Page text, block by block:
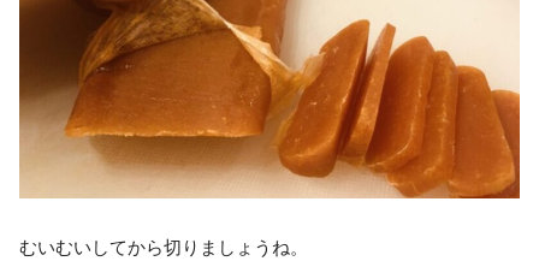
むいむいしてから切りましょうね。